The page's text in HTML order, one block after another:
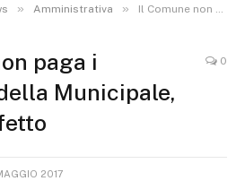
» Amministrativa » Il Comune non paga i dipendenti della Municipale, Csa dal Prefetto
paga i
Municipale,
0
2017